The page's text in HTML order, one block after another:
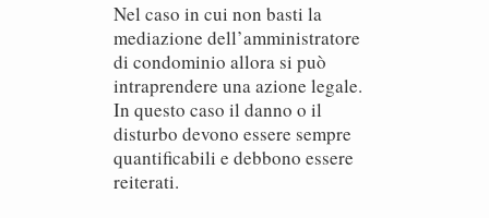
Nel caso in cui non basti la
mediazione dell’amministratore
di condominio allora si può
intraprendere una azione legale.
In questo caso il danno o il
disturbo devono essere sempre
quantificabili e debbono essere
reiterati.